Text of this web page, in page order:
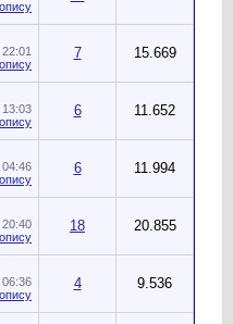
22:01
7 15.669
13:03
6 11.652
04:46
6 11.994
20:40
18 20.855
06:36
4 9.536